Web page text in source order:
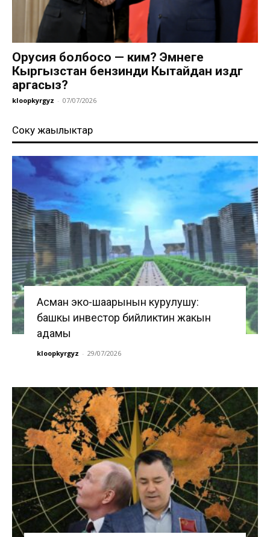
Орусия болбосо — ким? Эмнеге
Кыргызстан бензинди Кытайдан издөөгө
аргасыз?
kloopkyrgyz - 07/07/2026
Соңку жаңылыктар
Асман эко-шаарынын курулушу:
башкы инвестор бийликтин жакын
адамы
kloopkyrgyz - 29/07/2026